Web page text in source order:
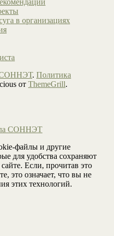
в организациях
СОННЭТ. Политика
от ThemeGrill.
СОННЭТ
файлы и другие
для удобства сохраняют
Если, прочитав это
это означает, что вы не
этих технологий.